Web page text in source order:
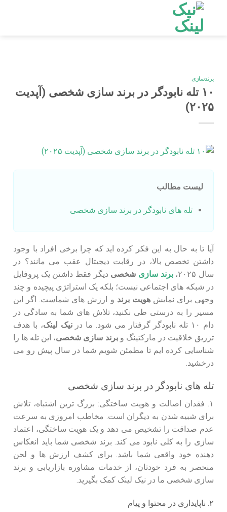
content
برندسازی
۱۰ تله نابودگر در برند سازی شخصی (آپدیت
۲۰۲۵)
لیست مطالب
تله های نابودگر در برند سازی شخصی
آیا تا به حال به این فکر کرده اید که چرا برخی افراد با وجود
داشتن تخصص بالا، در رقابت دیجیتال عقب می مانند؟ در
سال ۲۰۲۵،
برند سازی شخصی دیگر فقط داشتن یک پروفایل
در شبکه های اجتماعی نیست؛ بلکه یک استراتژی پیچیده و چند
وجهی برای نمایشهویت برند و ارزش های شماست. اگر این
مسیر را به درستی طی نکنید، تلاش های شما به سادگی در
دام ۱۰ تله نابودگر گرفتار می شود. ما در
نیک لینک، با هدف
تزریق خلاقیت در مارکتینگ وبرند سازی شخصی، این تله‌ ها را
شناسایی کرده ایم تا مطمئن شویم شما در سال پیش رو می
درخشید.
تله های نابودگر در برند سازی شخصی
۱. فقدان اصالت و هویت ساختگی: بزرگ ترین اشتباه، تلاش
برای شبیه شدن به دیگران است. مخاطب امروزی به سرعت
عدم صداقت را تشخیص می دهد و یک هویت ساختگی، اعتماد
سازی را به کلی نابود می کند. برند شخصی شما باید انعکاس
دهنده خود واقعی شما باشد. برای کشف ارزش ها و لحن
منحصر به فرد خودتان، از خدمات مشاوره بازاریابی و برند
سازی شخصی ما در نیک لینک کمک بگیرید.
۲. ناپایداری در محتوا و پیام